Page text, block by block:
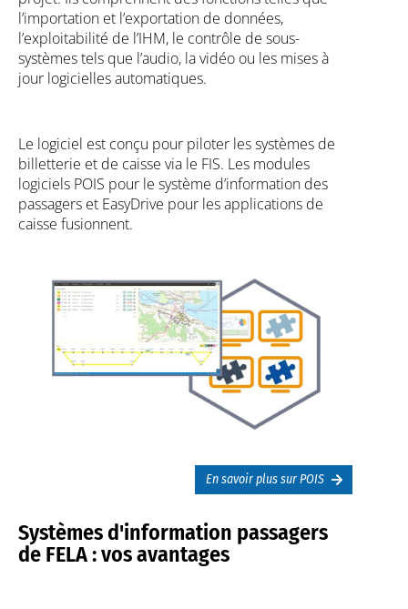
l’importation et l’exportation de données,
l’exploitabilité de l’IHM, le contrôle de sous-
systèmes tels que l’audio, la vidéo ou les mises à
jour logicielles automatiques.
Le logiciel est conçu pour piloter les systèmes de
billetterie et de caisse via le FIS. Les modules
logiciels POIS pour le système d’information des
passagers et EasyDrive pour les applications de
caisse fusionnent.
En savoir plus sur POIS
Systèmes d'information passagers
de FELA : vos avantages